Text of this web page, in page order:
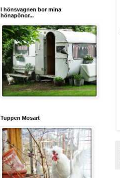
I hönsvagnen bor mina
hönapönor...
Tuppen Mosart